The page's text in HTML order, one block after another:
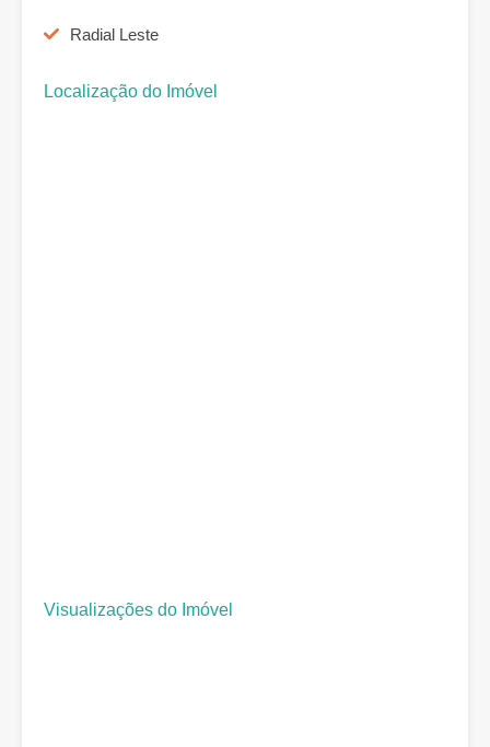
Radial Leste
Localização do Imóvel
Visualizações do Imóvel